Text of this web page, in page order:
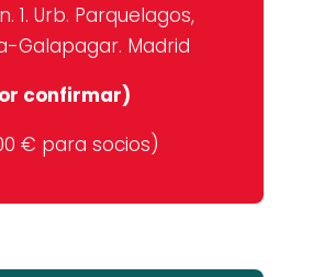
1. Urb. Parquelagos,
Galapagar. Madrid
confirmar)
€ para socios)